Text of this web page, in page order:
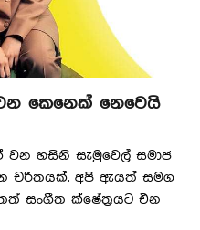
කෙනෙක් නෙවෙයි
හසිනි සැමුවෙල් සමාජ
චරිතයක්. අපි ඇයත් සමග
සංගීත ක්ෂේත‍්‍රයට එන